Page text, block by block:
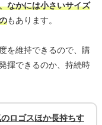
なかには小さいサイズ
もあります。
を維持できるので、購
揮できるのか、持続時
ロゴスほか長持ちす